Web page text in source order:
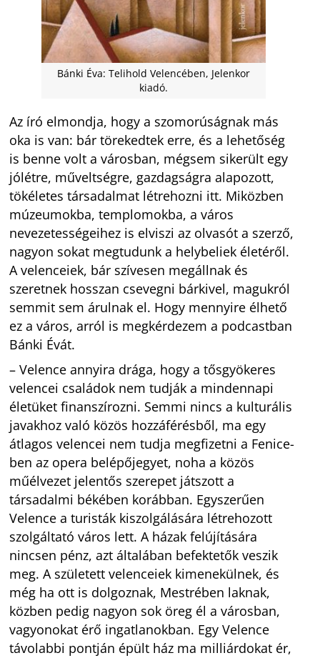
Bánki Éva: Telihold Velencében, Jelenkor
kiadó.
Az író elmondja, hogy a szomorúságnak más
oka is van: bár törekedtek erre, és a lehetőség
is benne volt a városban, mégsem sikerült egy
jólétre, műveltségre, gazdagságra alapozott,
tökéletes társadalmat létrehozni itt. Miközben
múzeumokba, templomokba, a város
nevezetességeihez is elviszi az olvasót a szerző,
nagyon sokat megtudunk a helybeliek életéről.
A velenceiek, bár szívesen megállnak és
szeretnek hosszan csevegni bárkivel, magukról
semmit sem árulnak el. Hogy mennyire élhető
ez a város, arról is megkérdezem a podcastban
Bánki Évát.
– Velence annyira drága, hogy a tősgyökeres
velencei családok nem tudják a mindennapi
életüket finanszírozni. Semmi nincs a kulturális
javakhoz való közös hozzáférésből, ma egy
átlagos velencei nem tudja megfizetni a Fenice-
ben az opera belépőjegyet, noha a közös
műélvezet jelentős szerepet játszott a
társadalmi békében korábban. Egyszerűen
Velence a turisták kiszolgálására létrehozott
szolgáltató város lett. A házak felújítására
nincsen pénz, azt általában befektetők veszik
meg. A született velenceiek kimenekülnek, és
még ha ott is dolgoznak, Mestrében laknak,
közben pedig nagyon sok öreg él a városban,
vagyonokat érő ingatlanokban. Egy Velence
távolabbi pontján épült ház ma milliárdokat ér,